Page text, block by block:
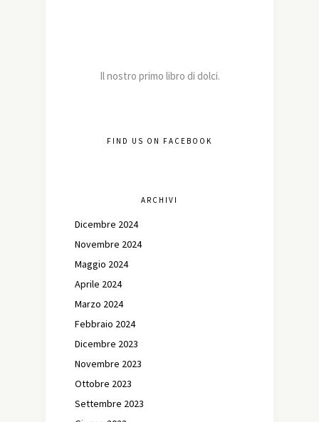
Il nostro primo libro di dolci.
FIND US ON FACEBOOK
ARCHIVI
Dicembre 2024
Novembre 2024
Maggio 2024
Aprile 2024
Marzo 2024
Febbraio 2024
Dicembre 2023
Novembre 2023
Ottobre 2023
Settembre 2023